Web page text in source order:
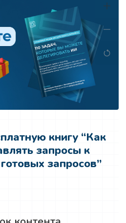
книгу “Как
запросы к
запросов”